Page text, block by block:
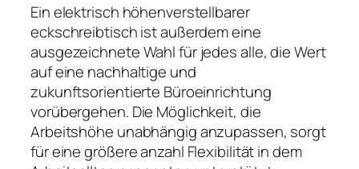
Ein elektrisch höhenverstellbarer
eckschreibtisch ist außerdem eine
ausgezeichnete Wahl für jedes alle, die Wert
auf eine nachhaltige und
zukunftsorientierte Büroeinrichtung
vorübergehen. Die Möglichkeit, die
Arbeitshöhe unabhängig anzupassen, sorgt
für eine größere anzahl Flexibilität in dem